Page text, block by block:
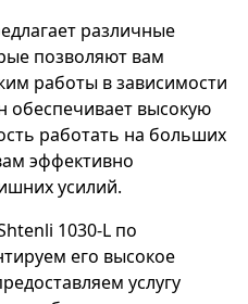
различные
позволяют вам
работы в зависимости
обеспечивает высокую
работать на больших
эффективно
усилий.
1030-L по
его высокое
услугу